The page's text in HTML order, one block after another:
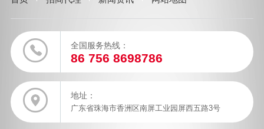
全国服务热线：
86 756 8698786
地址：
广东省珠海市香洲区南屏工业园屏西五路3号